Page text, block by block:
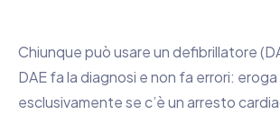
Chiunque può usare un defibrillatore
DAE fa la diagnosi e non fa errori:
esclusivamente se c’è un arresto